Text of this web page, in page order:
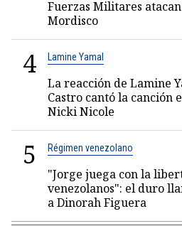
Fuerzas Militares
Mordisco
4 Lamine Yamal
La reacción de Lamine
Castro cantó la canción
Nicki Nicole
5 Régimen venezolano
"Jorge juega con la
venezolanos": el duro
a Dinorah Figuera